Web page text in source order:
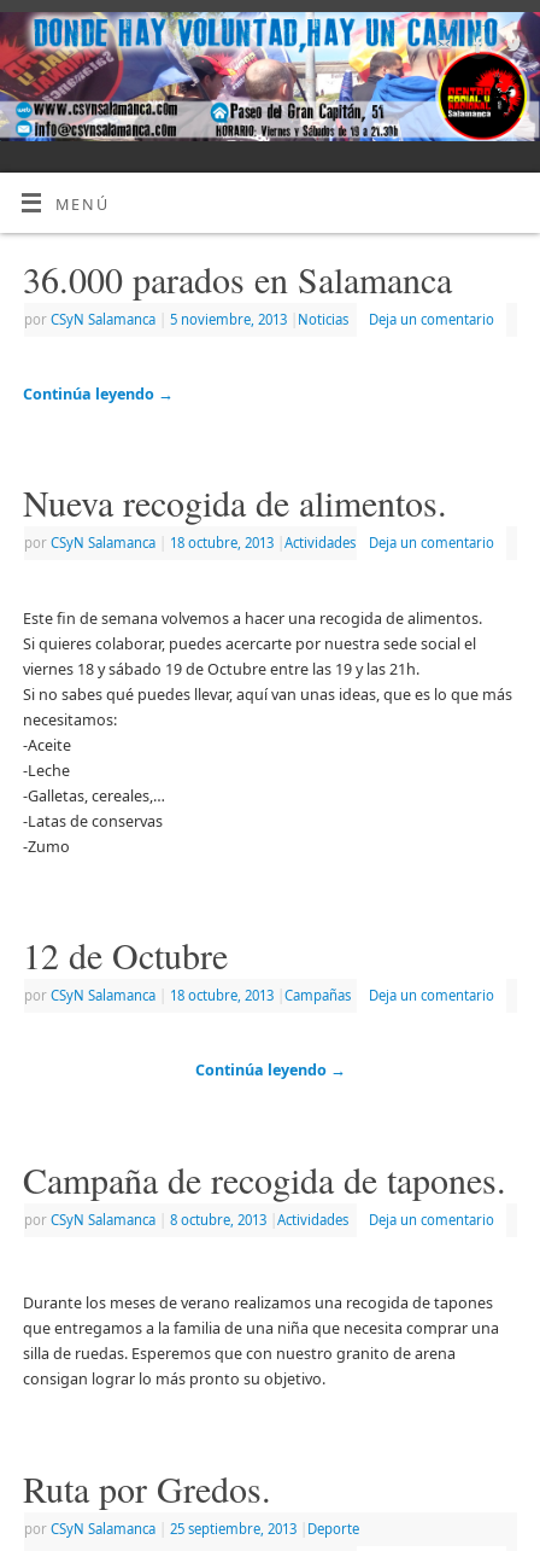
MENÚ
36.000 parados en Salamanca
por CSyN Salamanca 5 noviembre, 2013 Noticias Deja un comentario
Continúa leyendo →
Nueva recogida de alimentos.
por CSyN Salamanca 18 octubre, 2013 Actividades Deja un comentario
Este fin de semana volvemos a hacer una recogida de alimentos.
Si quieres colaborar, puedes acercarte por nuestra sede social el
viernes 18 y sábado 19 de Octubre entre las 19 y las 21h.
Si no sabes qué puedes llevar, aquí van unas ideas, que es lo que más
necesitamos:
-Aceite
-Leche
-Galletas, cereales,…
-Latas de conservas
-Zumo
12 de Octubre
por CSyN Salamanca 18 octubre, 2013 Campañas Deja un comentario
Continúa leyendo →
Campaña de recogida de tapones.
por CSyN Salamanca 8 octubre, 2013 Actividades Deja un comentario
Durante los meses de verano realizamos una recogida de tapones
que entregamos a la familia de una niña que necesita comprar una
silla de ruedas. Esperemos que con nuestro granito de arena
consigan lograr lo más pronto su objetivo.
Ruta por Gredos.
por CSyN Salamanca 25 septiembre, 2013
Deporte